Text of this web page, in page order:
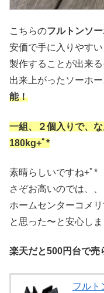
こちらのフルトンソー
安価で手に入りやす
製作することが出来る
出来上がったソーホー
能！
一組、２個入りで、
180kg+ﾟ*
素晴らしいですね+ﾟ*
さぞお高いのでは、
ホームセンターコメ
と思った〜と安心し
楽天だと500円台で
フルト